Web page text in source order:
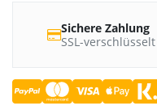
Sichere Zahlung
SSL-verschlüsselt